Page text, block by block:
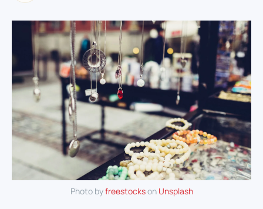
Photo byfreestockson Unsplash